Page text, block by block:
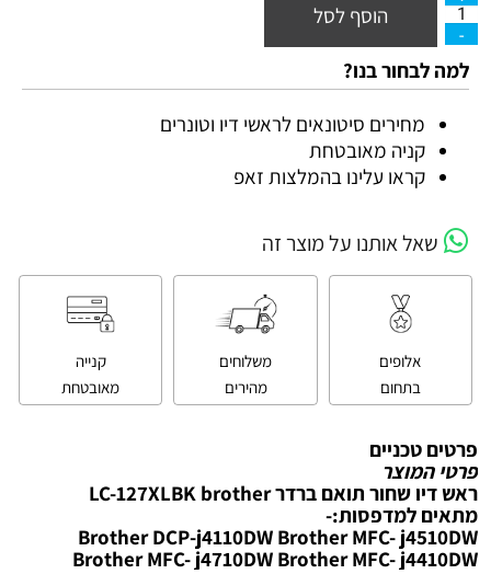
הוסף לסל
למה לבחור בנו?
מחירים סיטונאים לראשי דיו וטונרים
קניה מאובטחת
קראו עלינו בהמלצות זאפ
שאל אותנו על מוצר זה
אלופים
בתחום
משלוחים
מהירים
קנייה
מאובטחת
פרטים טכניים
פרטי המוצר
ראש דיו שחור תואם ברדר LC-127XLBK brother
מתאים למדפסות:-
Brother DCP-j4110DW Brother MFC- j4510DW
Brother MFC- j4710DW Brother MFC- j4410DW